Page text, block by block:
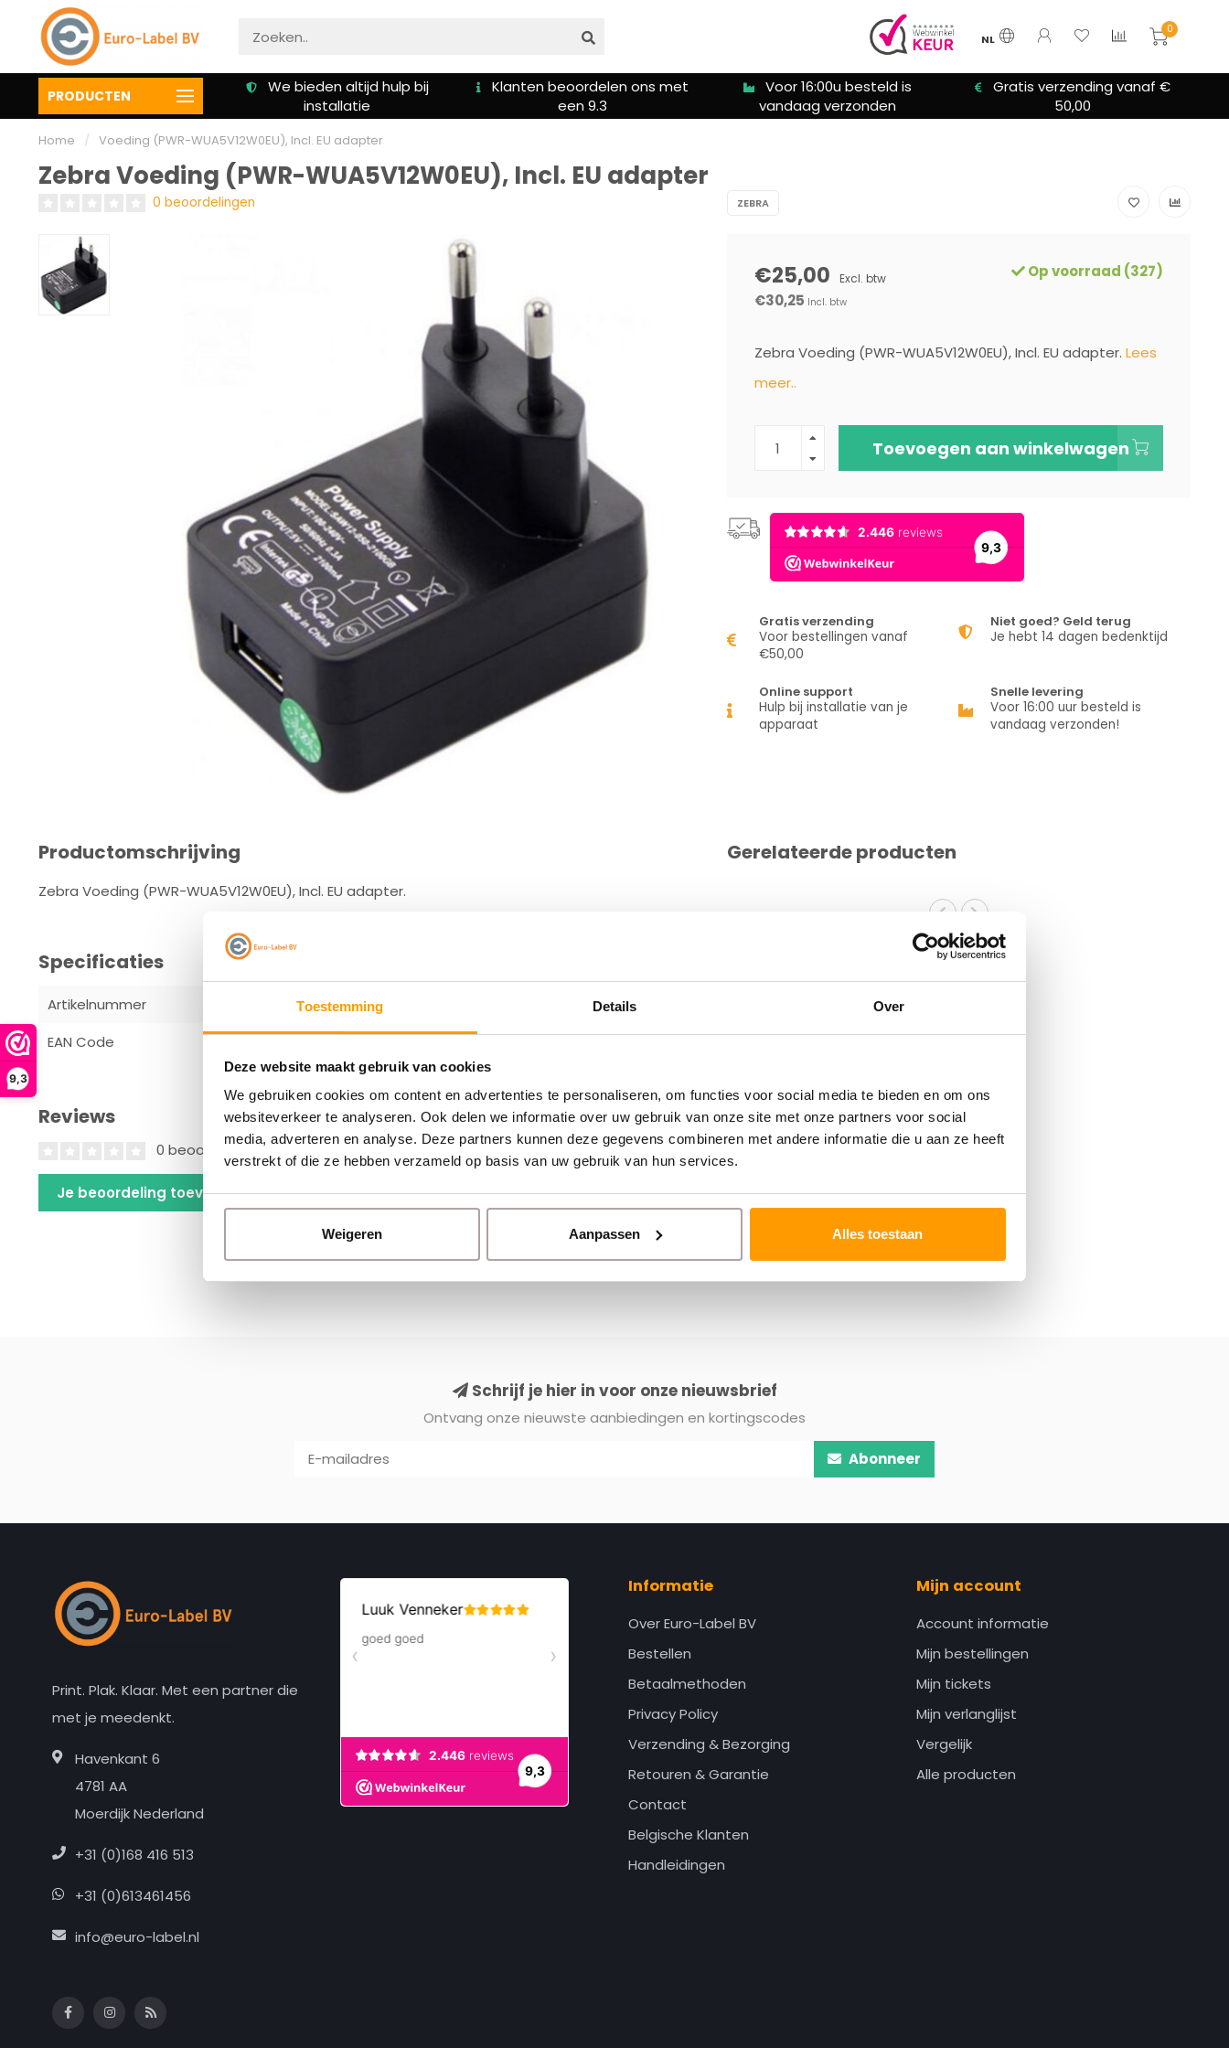
Toestemming Details Over
Deze website maakt gebruik van cookies
We gebruiken cookies om content en advertenties te personaliseren, om functies voor social media te bieden en om ons
websiteverkeer te analyseren. Ook delen we informatie over uw gebruik van onze site met onze partners voor social
media, adverteren en analyse. Deze partners kunnen deze gegevens combineren met andere informatie die u aan ze heeft
verstrekt of die ze hebben verzameld op basis van uw gebruik van hun services.
Weigeren Aanpassen Alles toestaan
9,3
NL
0
PRODUCTEN
Gratis verzending vanaf €
50,00
We bieden altijd hulp bij
installatie
Klanten beoordelen ons met
een 9.3
Voor 16:00u besteld is
vandaag verzonden
Gratis verzending vanaf €
50,00
Home / Voeding (PWR-WUA5V12W0EU), Incl. EU adapter
Zebra Voeding (PWR-WUA5V12W0EU), Incl. EU adapter
0 beoordelingen ZEBRA
€25,00 Excl. btw
€30,25 Incl. btw
Op voorraad (327)
Zebra Voeding (PWR-WUA5V12W0EU), Incl. EU adapter. Lees
meer..
Toevoegen aan winkelwagen
Gratis verzending
Voor bestellingen vanaf
€50,00
Niet goed? Geld terug
Je hebt 14 dagen bedenktijd
Online support
Hulp bij installatie van je
apparaat
Snelle levering
Voor 16:00 uur besteld is
vandaag verzonden!
Productomschrijving
Zebra Voeding (PWR-WUA5V12W0EU), Incl. EU adapter.
Specificaties
Artikelnummer
PWR-WUA5V12W0EU
EAN Code
Reviews
0 beoordelingen
Je beoordeling toevoegen
Gerelateerde producten
Schrijf je hier in voor onze nieuwsbrief
Ontvang onze nieuwste aanbiedingen en kortingscodes
Abonneer
Print. Plak. Klaar. Met een partner die
met je meedenkt.
Havenkant 6
4781 AA
Moerdijk Nederland
+31 (0)168 416 513
+31 (0)613461456
info@euro-label.nl
Informatie
Over Euro-Label BV
Bestellen
Betaalmethoden
Privacy Policy
Verzending & Bezorging
Retouren & Garantie
Contact
Belgische Klanten
Handleidingen
Mijn account
Account informatie
Mijn bestellingen
Mijn tickets
Mijn verlanglijst
Vergelijk
Alle producten